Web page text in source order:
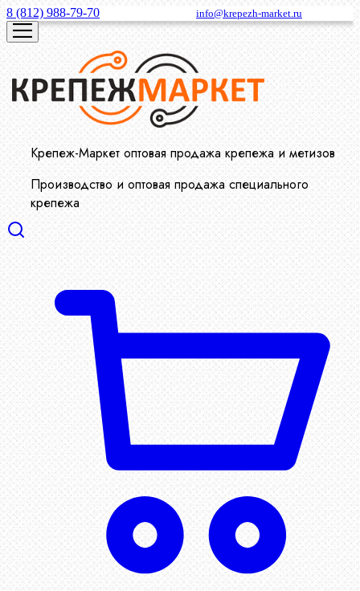
8 (812) 988-79-70 info@krepezh-market.ru
Крепеж-Маркет оптовая продажа крепежа и метизов
Производство и оптовая продажа специального
крепежа